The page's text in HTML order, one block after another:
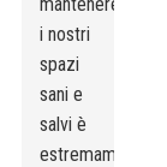
i nostri
spazi
sani e
salvi è
estremamente